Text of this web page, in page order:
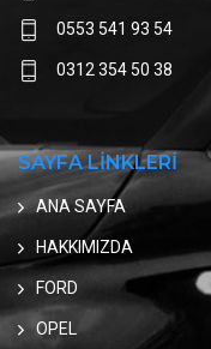
0553 541 93 54
0312 354 50 38
SAYFA LİNKLERİ
ANA SAYFA
HAKKIMIZDA
FORD
OPEL